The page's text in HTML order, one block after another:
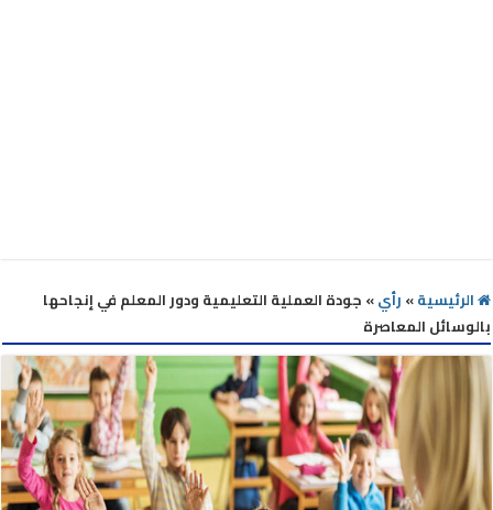
الرئيسية» رأي» جودة العملية التعليمية ودور المعلم في إنجاحها
بالوسائل المعاصرة